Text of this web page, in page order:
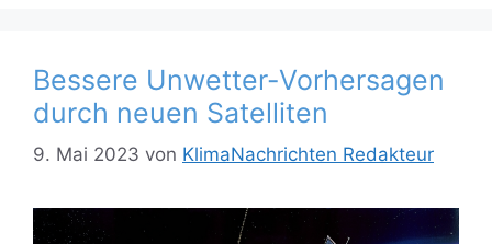
Bessere Unwetter-Vorhersagen
durch neuen Satelliten
9. Mai 2023 von KlimaNachrichten Redakteur